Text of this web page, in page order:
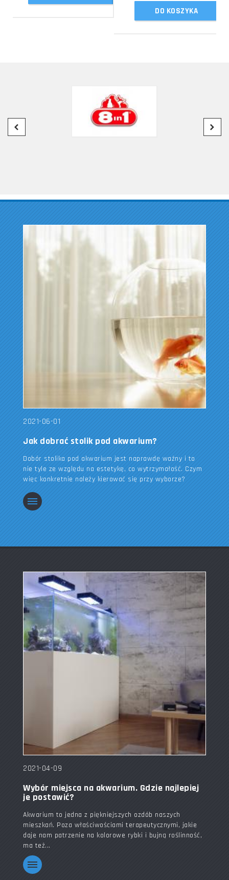
DO KOSZYKA
2021-06-01
Jak dobrać stolik pod akwarium?
Dobór stolika pod akwarium jest naprawdę ważny i to
nie tyle ze względu na estetykę, co wytrzymałość. Czym
więc konkretnie należy kierować się przy wyborze?
2021-04-09
Wybór miejsca na akwarium. Gdzie najlepiej
je postawić?
Akwarium to jedna z piękniejszych ozdób naszych
mieszkań. Poza właściwościami terapeutycznymi, jakie
daje nam patrzenie na kolorowe rybki i bujną roślinność,
ma też...